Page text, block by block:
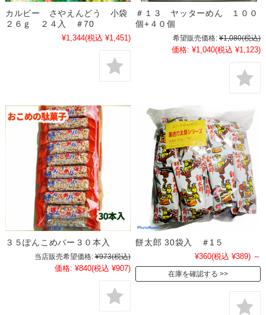
カルビー さやえんどう 小袋
２６ｇ ２４入 ＃70
¥1,344(税込 ¥1,451)
＃１３ ヤッターめん １００
個+４０個
希望販売価格: ¥1,080(税込)
価格: ¥1,040(税込 ¥1,123)
３５ぽんこめバー３０本入
当店販売希望価格: ¥973(税込)
価格: ¥840(税込 ¥907)
餅太郎 30袋入 ＃1５
¥360(税込 ¥389) ～
在庫を確認する